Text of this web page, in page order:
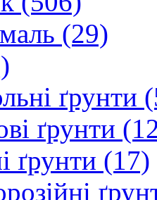
(29)
ґрунти
ґрунти
ґрунти (17)